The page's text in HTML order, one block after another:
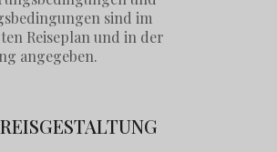
sind im
Reiseplan und in der
angegeben.